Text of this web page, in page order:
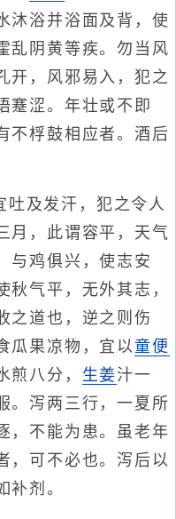
沐浴并浴面及背，使
乱阴黄等疾。勿当风
开，风邪易入，犯之
蹇涩。年壮或不即
不桴鼓相应者。酒后
吐及发汗，犯之令人
月，此谓容平，天气
与鸡俱兴，使志安
秋气平，无外其志，
之道也，逆之则伤
瓜果凉物，宜以童便
煎八分， 生姜汁一
。泻两三行，一夏所
，不能为患。虽老年
，可不必也。泻后以
补剂。